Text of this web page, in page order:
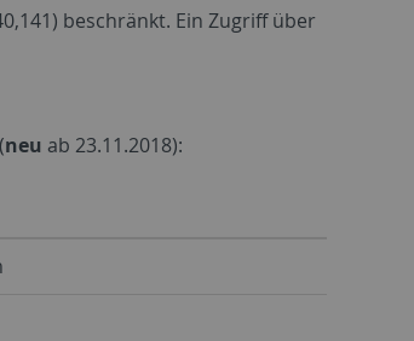
beschränkt. Ein Zugriff über
neu ab 23.11.2018):